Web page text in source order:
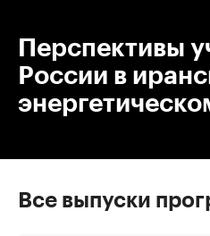
Перспективы
России в
Все выпуски